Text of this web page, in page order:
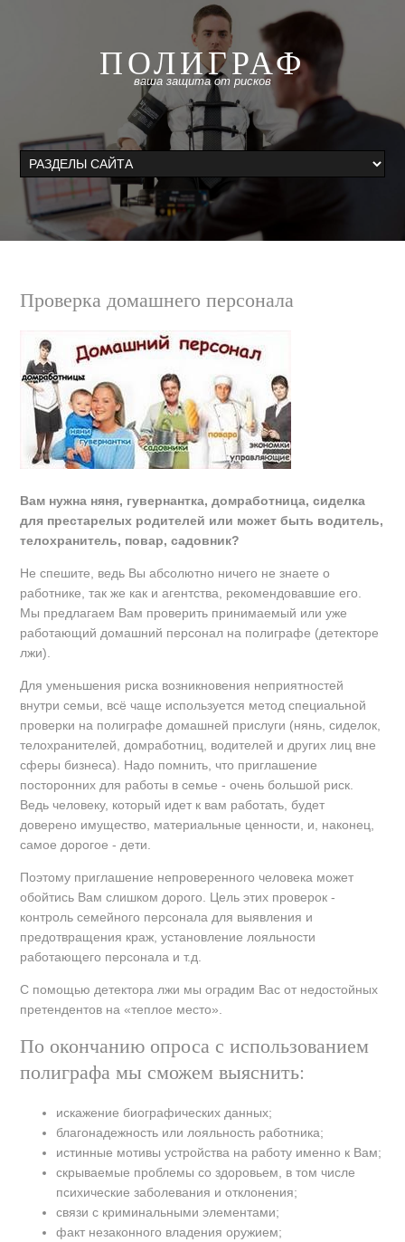
ПОЛИГРАФ
ваша защита от рисков
Проверка домашнего персонала
Вам нужна няня, гувернантка, домработница, сиделка
для престарелых родителей или может быть водитель,
телохранитель, повар, садовник?
Не спешите, ведь Вы абсолютно ничего не знаете о
работнике, так же как и агентства, рекомендовавшие его.
Мы предлагаем Вам проверить принимаемый или уже
работающий домашний персонал на полиграфе (детекторе
лжи).
Для уменьшения риска возникновения неприятностей
внутри семьи, всё чаще используется метод специальной
проверки на полиграфе домашней прислуги (нянь, сиделок,
телохранителей, домработниц, водителей и других лиц вне
сферы бизнеса). Надо помнить, что приглашение
посторонних для работы в семье - очень большой риск.
Ведь человеку, который идет к вам работать, будет
доверено имущество, материальные ценности, и, наконец,
самое дорогое - дети.
Поэтому приглашение непроверенного человека может
обойтись Вам слишком дорого. Цель этих проверок -
контроль семейного персонала для выявления и
предотвращения краж, установление лояльности
работающего персонала и т.д.
С помощью детектора лжи мы оградим Вас от недостойных
претендентов на «теплое место».
По окончанию опроса с использованием
полиграфа мы сможем выяснить:
искажение биографических данных;
благонадежность или лояльность работника;
истинные мотивы устройства на работу именно к Вам;
скрываемые проблемы со здоровьем, в том числе
психические заболевания и отклонения;
связи с криминальными элементами;
факт незаконного владения оружием;